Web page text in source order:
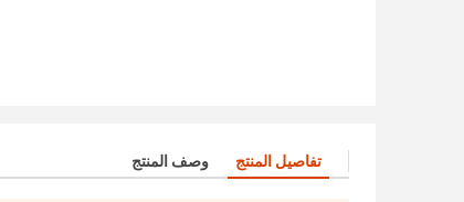
تفاصيل المنتج وصف المنتج